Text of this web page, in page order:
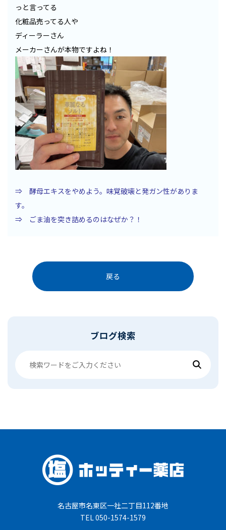
っと言ってる
化粧品売ってる人や
ディーラーさん
メーカーさんが本物ですよね！
⇒ 酵母エキスをやめよう。味覚破壊と発ガン性がありま
す。
⇒ ごま油を突き詰めるのはなぜか？！
戻る
ブログ検索
名古屋市名東区一社二丁目112番地
TEL 050-1574-1579